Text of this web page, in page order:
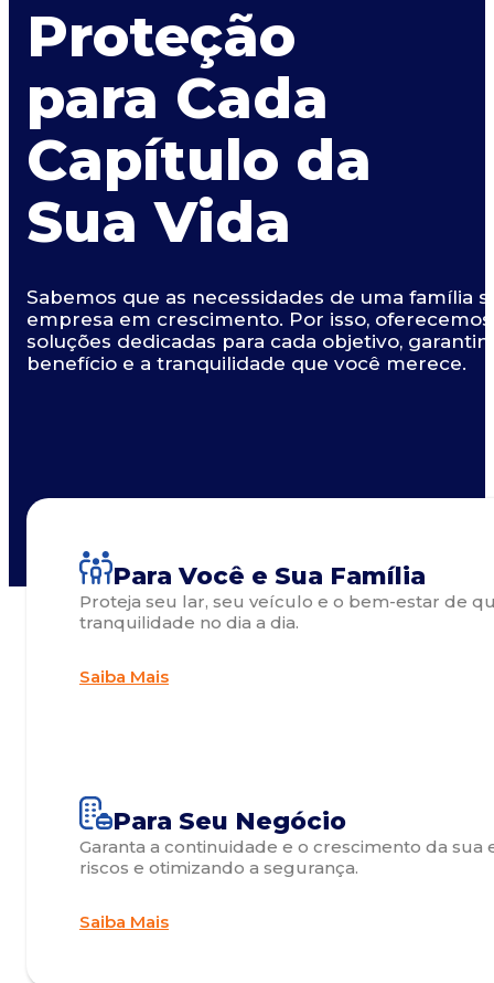
Proteção
para Cada
Capítulo da
Sua Vida
Sabemos que as necessidades de uma família
empresa em crescimento. Por isso,
soluções dedicadas para cada objetivo,
benefício e a tranquilidade que você merece.
Para Você e Sua Família
Proteja seu lar, seu veículo e o bem-estar de
tranquilidade no dia a dia.
Saiba Mais
Para Seu Negócio
Garanta a continuidade e o crescimento da
riscos e otimizando a segurança.
Saiba Mais